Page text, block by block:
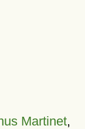
Martinet,